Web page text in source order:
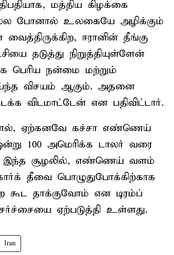
மத்திய கிழக்கை
உலகையே அழிக்கும்
ஈரானின் தீங்கு
தடுத்து நிறுத்தியுள்ளேன்
பெரிய நன்மை மற்றும்
விசயம் ஆகும். அதனை
விடமாட்டேன் என பதிவிட்டார்.
ஏற்கனவே கச்சா எண்ணெய்
100 அமெரிக்க டாலர் வரை
இந்த சூழலில், எண்ணெய் வளம்
தீவை பொழுதுபோக்கிற்காக
கூட தாக்குவோம் என டிரம்ப்
ஏற்படுத்தி உள்ளது.
Iran